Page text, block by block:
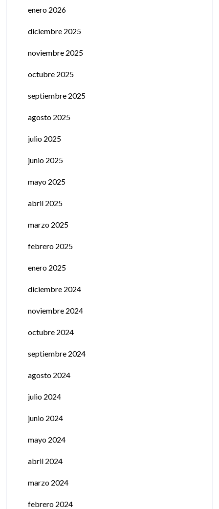
enero 2026
diciembre 2025
noviembre 2025
octubre 2025
septiembre 2025
agosto 2025
julio 2025
junio 2025
mayo 2025
abril 2025
marzo 2025
febrero 2025
enero 2025
diciembre 2024
noviembre 2024
octubre 2024
septiembre 2024
agosto 2024
julio 2024
junio 2024
mayo 2024
abril 2024
marzo 2024
febrero 2024